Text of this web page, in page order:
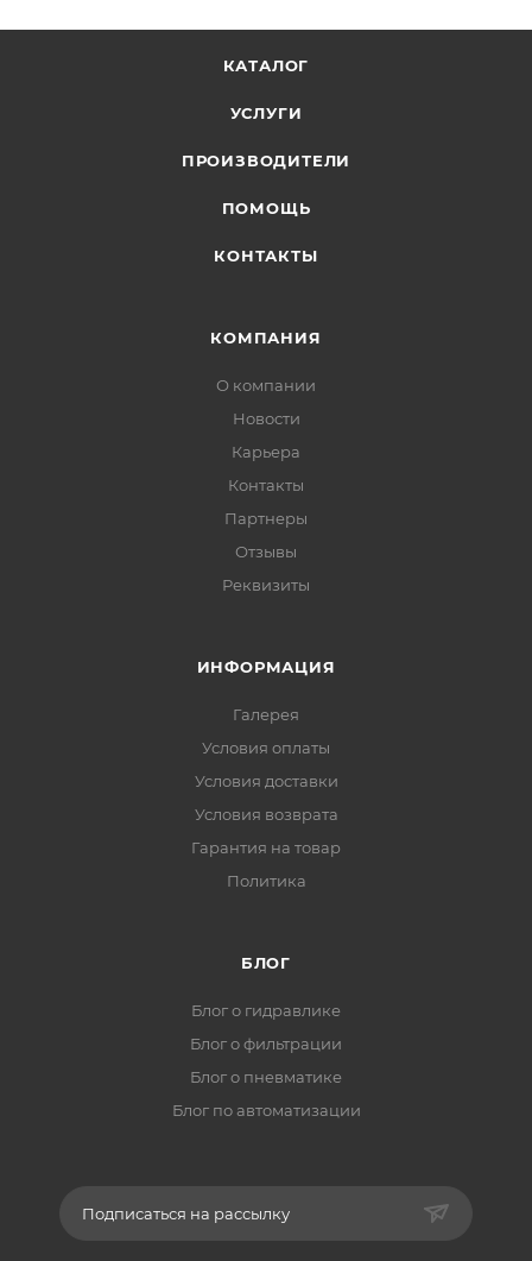
КАТАЛОГ
УСЛУГИ
ПРОИЗВОДИТЕЛИ
ПОМОЩЬ
КОНТАКТЫ
КОМПАНИЯ
О компании
Новости
Карьера
Контакты
Партнеры
Отзывы
Реквизиты
ИНФОРМАЦИЯ
Галерея
Условия оплаты
Условия доставки
Условия возврата
Гарантия на товар
Политика
БЛОГ
Блог о гидравлике
Блог о фильтрации
Блог о пневматике
Блог по автоматизации
Подписаться на рассылку